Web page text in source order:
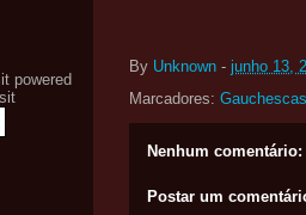
By Unknown - junho 13,
Marcadores: Gauchescas
Nenhum comentário:
Postar um